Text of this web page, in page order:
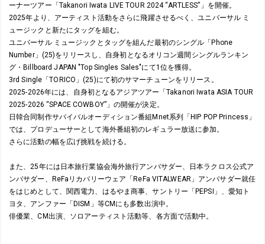
ーナーツアー「Takanori Iwata LIVE TOUR 2024 “ARTLESS”」を開催。
2025年より、アーティスト活動をさらに飛躍させるべく、ユニバーサル ミ
ュージックと新たにタッグを組む。
ユニバーサル ミュージックとタッグを組んだ最初のシングル「Phone
Number」(25)をリリースし、自身初となるオリコン週間シングルランキン
グ・Billboard JAPAN "Top Singles Sales"にて1位を獲得。
3rd Single「TORICO」(25)にて初のサマーチューンをリリース。
2025-2026年には、自身初となるアジアツアー「Takanori Iwata ASIA TOUR
2025-2026 “SPACE COWBOY”」の開催が決定。
日韓合同制作サバイバルオーディション番組Mnet系列「HIP POP Princess」
では、プロデューサーとして海外番組初のレギュラー放送に参加。
さらに活動の幅を広げ挑戦を続ける。
また、25年には日本旅行業協会海外旅行アンバサダー、日本ラクロス公式ア
ンバサダー、ReFaリカバリーウェア「ReFa VITALWEAR」アンバサダー就任
をはじめとして、関西電力、はるやま商事、サントリー「PEPSI」、愛知ト
ヨタ、アンファー「DISM」等CMにも多数出演中。
俳優業、CM出演、ソロアーティスト活動等、各方面で活動中。